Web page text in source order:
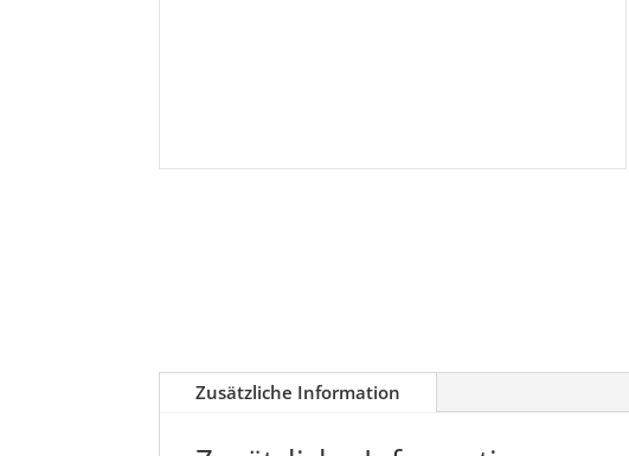
Zusätzliche Information